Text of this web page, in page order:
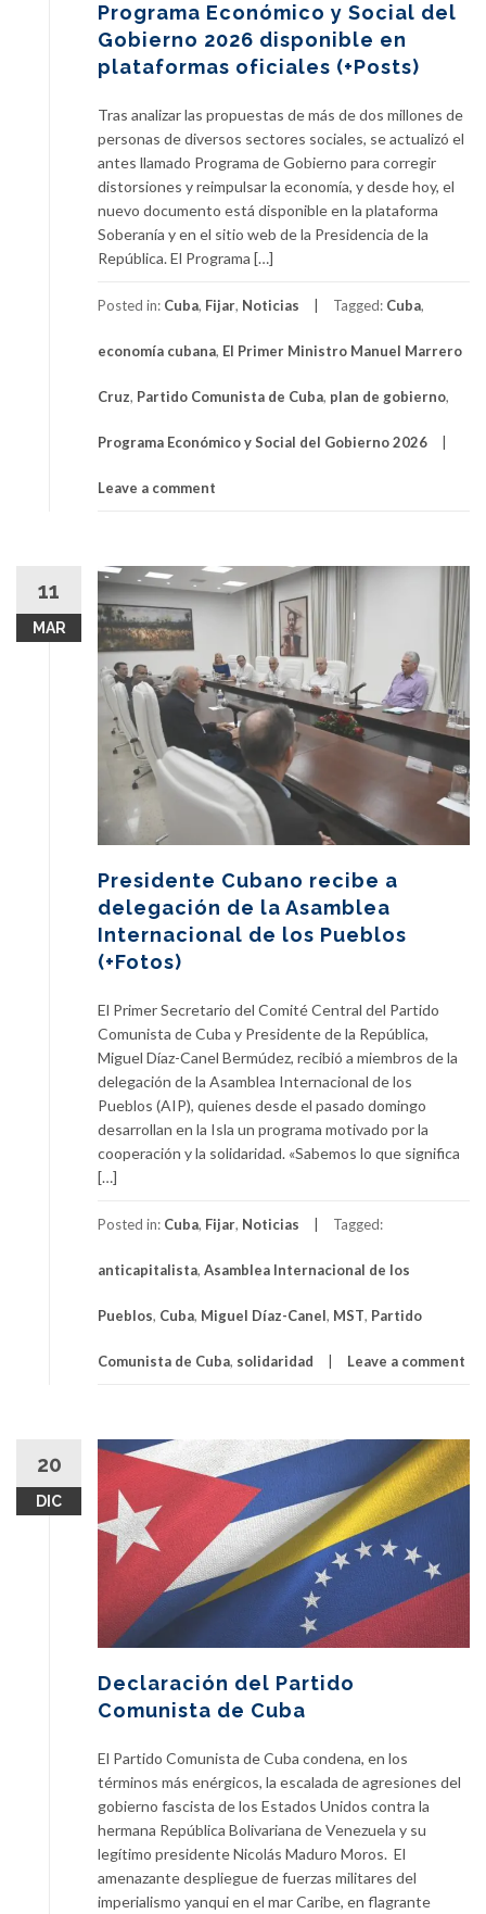
Programa Económico y Social del
Gobierno 2026 disponible en
plataformas oficiales (+Posts)
Tras analizar las propuestas de más de dos millones de
personas de diversos sectores sociales, se actualizó el
antes llamado Programa de Gobierno para corregir
distorsiones y reimpulsar la economía, y desde hoy, el
nuevo documento está disponible en la plataforma
Soberanía y en el sitio web de la Presidencia de la
República. El Programa […]
Posted in: Cuba, Fijar, Noticias Tagged: Cuba,
economía cubana, El Primer Ministro Manuel Marrero
Cruz, Partido Comunista de Cuba, plan de gobierno,
Programa Económico y Social del Gobierno 2026
Leave a comment
11
MAR
Presidente Cubano recibe a
delegación de la Asamblea
Internacional de los Pueblos
(+Fotos)
El Primer Secretario del Comité Central del Partido
Comunista de Cuba y Presidente de la República,
Miguel Díaz-Canel Bermúdez, recibió a miembros de la
delegación de la Asamblea Internacional de los
Pueblos (AIP), quienes desde el pasado domingo
desarrollan en la Isla un programa motivado por la
cooperación y la solidaridad. «Sabemos lo que significa
[…]
Posted in: Cuba, Fijar, Noticias Tagged:
anticapitalista, Asamblea Internacional de los
Pueblos, Cuba, Miguel Díaz-Canel, MST, Partido
Comunista de Cuba, solidaridad Leave a comment
20
DIC
Declaración del Partido
Comunista de Cuba
El Partido Comunista de Cuba condena, en los
términos más enérgicos, la escalada de agresiones del
gobierno fascista de los Estados Unidos contra la
hermana República Bolivariana de Venezuela y su
legítimo presidente Nicolás Maduro Moros. El
amenazante despliegue de fuerzas militares del
imperialismo yanqui en el mar Caribe, en flagrante